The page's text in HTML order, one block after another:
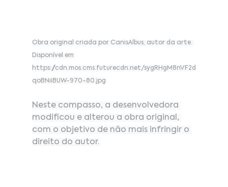
Obra original criada por CanisAlbus, autor da arte.
Disponível em
https://cdn.mos.cms.futurecdn.net/sygRHgM8nVF2d
qoBNiiBUW-970-80.jpg
Neste compasso, a desenvolvedora
modificou e alterou a obra original,
com o objetivo de não mais infringir o
direito do autor.